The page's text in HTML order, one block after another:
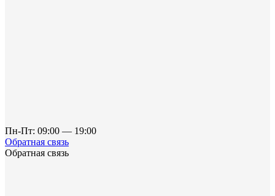
Пн-Пт: 09:00 — 19:00
Обратная связь
Обратная связь